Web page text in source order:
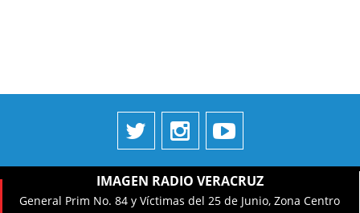
IMAGEN RADIO VERACRUZ
General Prim No. 84 y Víctimas del 25 de Junio, Zona Centro